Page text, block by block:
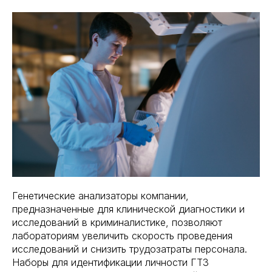
Генетические анализаторы компании,
предназначенные для клинической диагностики и
исследований в криминалистике, позволяют
лабораториям увеличить скорость проведения
исследований и снизить трудозатраты персонала.
Наборы для идентификации личности ГТЗ